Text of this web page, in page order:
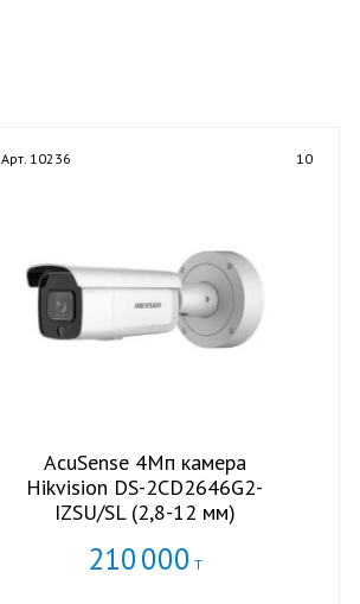
Арт. 10236 10
AcuSense 4Мп камера
Hikvision DS-2CD2646G2-
IZSU/SL (2,8-12 мм)
210000 Т